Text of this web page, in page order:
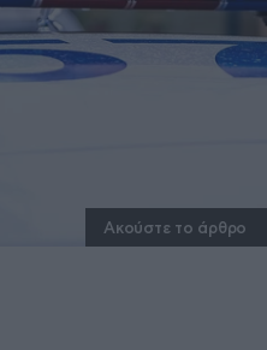
Ακούστε το άρθρο